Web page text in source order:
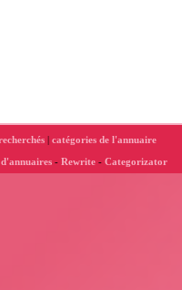
| catégories de l'annuaire
- Rewrite - Categorizator